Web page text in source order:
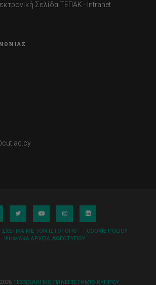
Σελίδα ΤΕΠΑΚ - Intranet
ΣΧΕΤΙΚΆ ΜΕ ΤΟΝ ΙΣΤΌΤΟΠΟ
COOKIE POLICY
ΨΗΦΙΑΚΆ ΑΡΧΕΊΑ ΛΟΓΌΤΥΠΟΥ
ΤΕΧΝΟΛΟΓΙΚΟ ΠΑΝΕΠΙΣΤΗΜΙΟ ΚΥΠΡΟΥ